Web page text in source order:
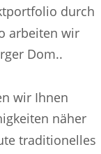
durch
arbeiten wir
Dom..
wir Ihnen
näher
traditionelles